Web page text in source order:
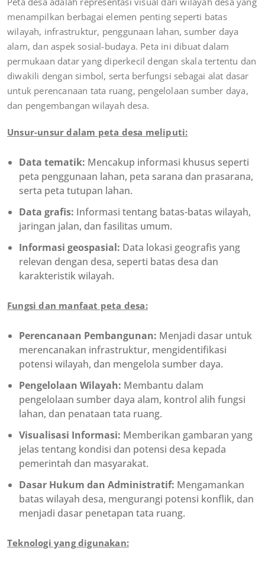
menampilkan berbagai elemen penting seperti batas
wilayah, infrastruktur, penggunaan lahan, sumber daya
alam, dan aspek sosial-budaya. Peta ini dibuat dalam
permukaan datar yang diperkecil dengan skala tertentu dan
diwakili dengan simbol, serta berfungsi sebagai alat dasar
untuk perencanaan tata ruang, pengelolaan sumber daya,
dan pengembangan wilayah desa.
Unsur-unsur dalam peta desa meliputi:
Data tematik: Mencakup informasi khusus seperti
peta penggunaan lahan, peta sarana dan prasarana,
serta peta tutupan lahan.
Data grafis: Informasi tentang batas-batas wilayah,
jaringan jalan, dan fasilitas umum.
Informasi geospasial: Data lokasi geografis yang
relevan dengan desa, seperti batas desa dan
karakteristik wilayah.
Fungsi dan manfaat peta desa:
Perencanaan Pembangunan: Menjadi dasar untuk
merencanakan infrastruktur, mengidentifikasi
potensi wilayah, dan mengelola sumber daya.
Pengelolaan Wilayah: Membantu dalam
pengelolaan sumber daya alam, kontrol alih fungsi
lahan, dan penataan tata ruang.
Visualisasi Informasi: Memberikan gambaran yang
jelas tentang kondisi dan potensi desa kepada
pemerintah dan masyarakat.
Dasar Hukum dan Administratif: Mengamankan
batas wilayah desa, mengurangi potensi konflik, dan
menjadi dasar penetapan tata ruang.
Teknologi yang digunakan: